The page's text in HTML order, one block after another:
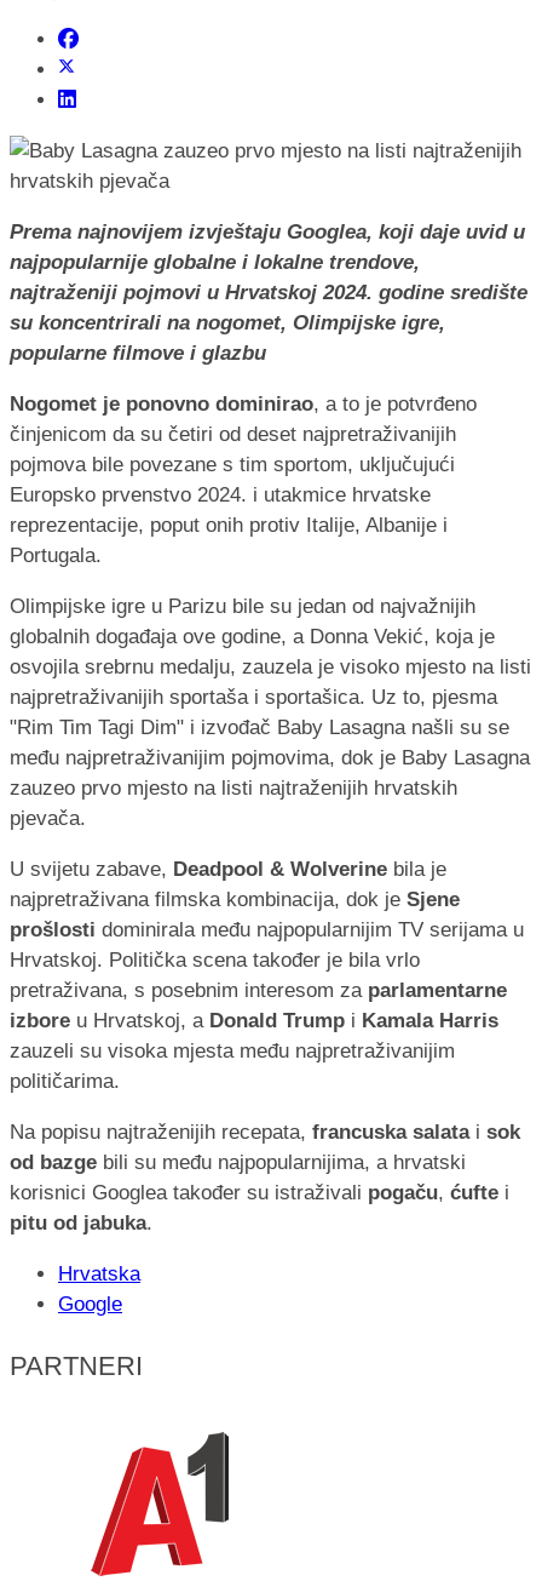
Prema najnovijem izvještaju Googlea, koji daje uvid u
najpopularnije globalne i lokalne trendove,
najtraženiji pojmovi u Hrvatskoj 2024. godine središte
su koncentrirali na nogomet, Olimpijske igre,
popularne filmove i glazbu
Nogomet je ponovno dominirao, a to je potvrđeno
činjenicom da su četiri od deset najpretraživanijih
pojmova bile povezane s tim sportom, uključujući
Europsko prvenstvo 2024. i utakmice hrvatske
reprezentacije, poput onih protiv Italije, Albanije i
Portugala.
Olimpijske igre u Parizu bile su jedan od najvažnijih
globalnih događaja ove godine, a Donna Vekić, koja je
osvojila srebrnu medalju, zauzela je visoko mjesto na listi
najpretraživanijih sportaša i sportašica. Uz to, pjesma
"Rim Tim Tagi Dim" i izvođač Baby Lasagna našli su se
među najpretraživanijim pojmovima, dok je Baby Lasagna
zauzeo prvo mjesto na listi najtraženijih hrvatskih
pjevača.
U svijetu zabave, Deadpool & Wolverine bila je
najpretraživana filmska kombinacija, dok je Sjene
prošlosti dominirala među najpopularnijim TV serijama u
Hrvatskoj. Politička scena također je bila vrlo
pretraživana, s posebnim interesom za parlamentarne
izbore u Hrvatskoj, a Donald Trump i Kamala Harris
zauzeli su visoka mjesta među najpretraživanijim
političarima.
Na popisu najtraženijih recepata, francuska salatai sok
od bazge bili su među najpopularnijima, a hrvatski
korisnici Googlea također su istraživali pogaču, ćufte i
pitu od jabuka.
Hrvatska
Google
PARTNERI